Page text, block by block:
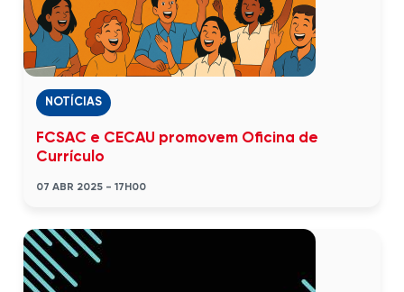
NOTÍCIAS
FCSAC e CECAU promovem Oficina de
Currículo
07 ABR 2025 - 17H00